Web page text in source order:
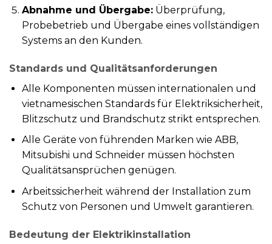
Abnahme und Übergabe:Überprüfung,
Probebetrieb und Übergabe eines vollständigen
Systems an den Kunden.
Standards und Qualitätsanforderungen
Alle Komponenten müssen internationalen und
vietnamesischen Standards für Elektriksicherheit,
Blitzschutz und Brandschutz strikt entsprechen.
Alle Geräte von führenden Marken wie ABB,
Mitsubishi und Schneider müssen höchsten
Qualitätsansprüchen genügen.
Arbeitssicherheit während der Installation zum
Schutz von Personen und Umwelt garantieren.
Bedeutung der Elektrikinstallation